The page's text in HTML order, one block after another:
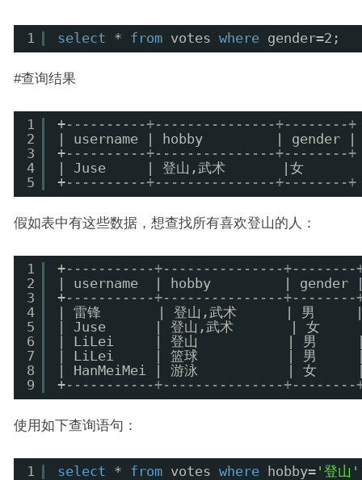
1 select * from votes where gender=2;
#查询结果
1
2
3
4
5
+----------+---------------+--------+
| username | hobby         | gender |
+----------+---------------+--------+
| Juse     | 登山,武术       |女
+----------+---------------+--------+
假如表中有这些数据，想查找所有喜欢登山的人：
1
2
3
4
5
6
7
8
9
+-----------+---------------+--------
| username  | hobby         | gender
+-----------+---------------+--------
| 雷锋       | 登山,武术      | 男
| Juse      | 登山,武术       | 女
| LiLei     | 登山           | 男
| LiLei     | 篮球           | 男
| HanMeiMei | 游泳           | 女
+-----------+---------------+--------
使用如下查询语句：
1 select * from votes where hobby= '登山'